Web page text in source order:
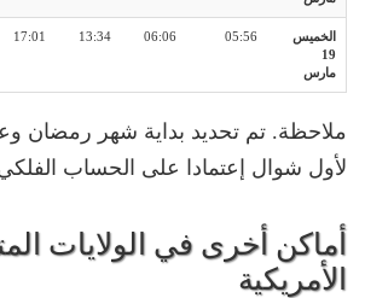
الخميس
19
مارس
05:56
06:06
13:34
17:01
ملاحظة. تم تحديد بداية شهر رمضان
لأول شوال إعتمادا على الحساب
أماكن أخرى في الولايات
الأمريكية